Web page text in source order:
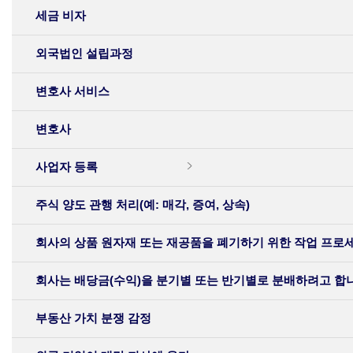
세금 비자
외국법인 설립과정
변호사 서비스
변호사
사업자 등록
주식 양도 관행 처리(예: 매각, 증여, 상속)
회사의 상품 원자재 또는 재공품을 폐기하기 위한 작업 프로
회사는 배당금(수익)을 분기별 또는 반기별로 분배하려고 합
부동산 가치 분쟁 감정